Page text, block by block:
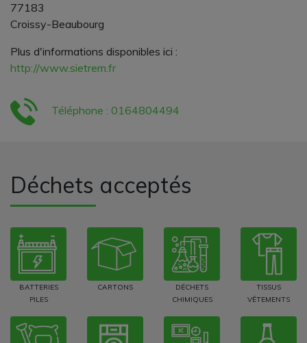
77183
Croissy-Beaubourg
Plus d'informations disponibles ici :
http://www.sietrem.fr
Téléphone : 0164804494
Déchets acceptés
BATTERIES
PILES
CARTONS
DÉCHETS
CHIMIQUES
TISSUS
VÊTEMENTS